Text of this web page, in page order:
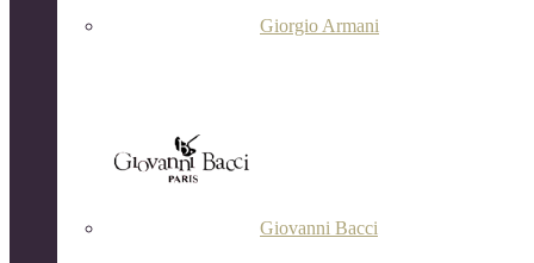
Giorgio Armani
Giovanni Bacci